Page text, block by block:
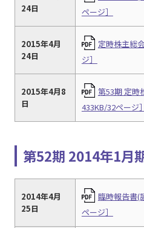
24日
ページ］
2015年4月
24日
定時株主総
ジ］
2015年4月8
日
第53期 定時
433KB/32ページ］
第52期 2014年1月
2014年4月
25日
臨時報告書(
ページ］